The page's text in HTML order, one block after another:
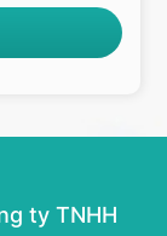
ty TNHH